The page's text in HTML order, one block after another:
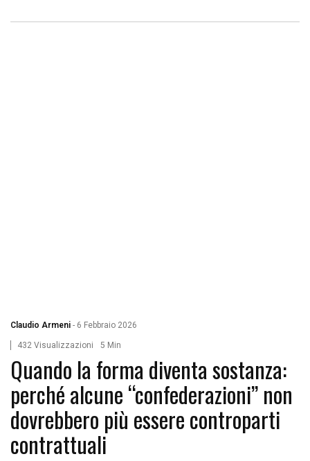
Claudio Armeni - 6 Febbraio 2026
432 Visualizzazioni 5 Min
Quando la forma diventa sostanza:
perché alcune “confederazioni” non
dovrebbero più essere controparti
contrattuali